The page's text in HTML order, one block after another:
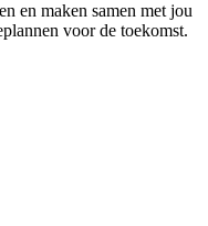
en maken samen met jou
voor de toekomst.